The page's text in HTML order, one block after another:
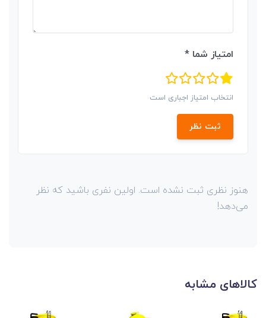
امتیاز شما *
انتخاب امتیاز اجباری است
ثبت نظر
هنوز نظری ثبت نشده است. اولین نفری باشید که نظر
می‌دهد!
کالاهای مشابه